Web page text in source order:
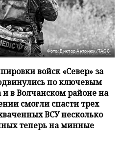
Фото: Виктор Антонюк/ТАСС
войск «Север» за
по ключевым
в Волчанском районе на
смогли спасти трех
ВСУ несколько
теперь на минные